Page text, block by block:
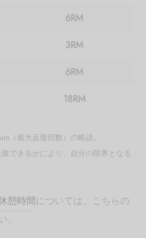
6RM
3RM
6RM
18RM
（最大反復回数）の略語。
できるかにより、自分の限界となる
憩時間については、こちらの